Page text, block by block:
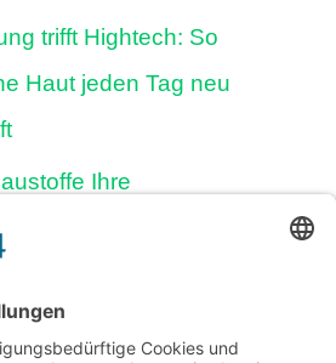
trifft Hightech: So
Haut jeden Tag neu
Ihre
dann ist eine
Garten aufstellen: